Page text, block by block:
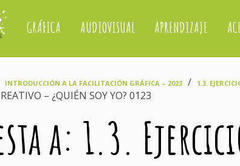
GRÁFICA AUDIOVISUAL APRENDIZAJE
INTRODUCCIÓN A LA FACILITACIÓN GRÁFICA – 2023 1.3.
– ¿QUIÉN SOY YO? 0123
a: 1.3.